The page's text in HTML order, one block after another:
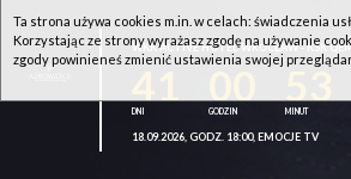
WKK ACTIVE HOTEL WROCŁAW - KSK
18.09.2026, GODZ. 18:00, EMOCJE TV
Ta strona używa cookies m.in. w celach: świadczenia
Korzystając ze strony wyrażasz zgodę na używanie
zgody powinieneś zmienić ustawienia swojej